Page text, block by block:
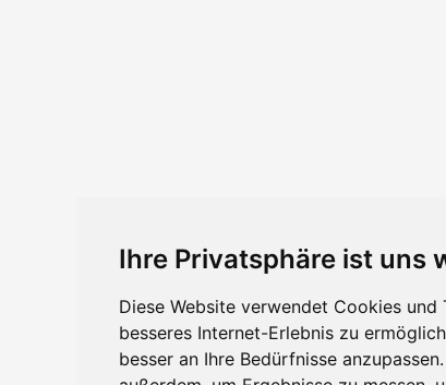
Ihre Privatsphäre ist uns
Diese Website verwendet Cookies
besseres Internet-Erlebnis zu
besser an Ihre Bedürfnisse